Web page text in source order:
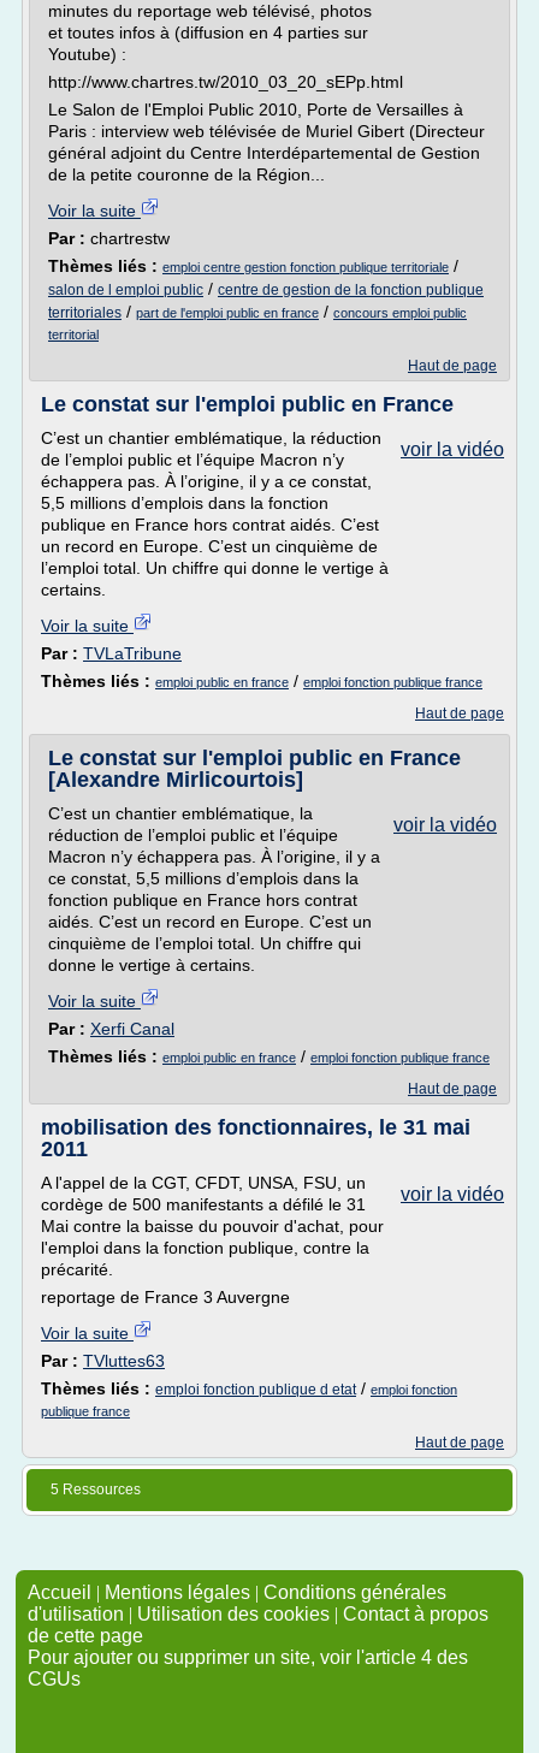
minutes du reportage web télévisé, photos
et toutes infos à (diffusion en 4 parties sur
Youtube) :
http://www.chartres.tw/2010_03_20_sEPp.html
Le Salon de l'Emploi Public 2010, Porte de Versailles à
Paris : interview web télévisée de Muriel Gibert (Directeur
général adjoint du Centre Interdépartemental de Gestion
de la petite couronne de la Région...
Voir la suite
Par : chartrestw
Thèmes liés : emploi centre gestion fonction publique territoriale /
salon de l emploi public / centre de gestion de la fonction publique
territoriales / part de l'emploi public en france / concours emploi public
territorial
Haut de page
Le constat sur l'emploi public en France
voir la vidéo
C’est un chantier emblématique, la réduction
de l’emploi public et l’équipe Macron n’y
échappera pas. À l’origine, il y a ce constat,
5,5 millions d’emplois dans la fonction
publique en France hors contrat aidés. C’est
un record en Europe. C’est un cinquième de
l’emploi total. Un chiffre qui donne le vertige à
certains.
Voir la suite
Par : TVLaTribune
Thèmes liés : emploi public en france / emploi fonction publique france
Haut de page
Le constat sur l'emploi public en France
[Alexandre Mirlicourtois]
voir la vidéo
C’est un chantier emblématique, la
réduction de l’emploi public et l’équipe
Macron n’y échappera pas. À l’origine, il y a
ce constat, 5,5 millions d’emplois dans la
fonction publique en France hors contrat
aidés. C’est un record en Europe. C’est un
cinquième de l’emploi total. Un chiffre qui
donne le vertige à certains.
Voir la suite
Par : Xerfi Canal
Thèmes liés : emploi public en france / emploi fonction publique france
Haut de page
mobilisation des fonctionnaires, le 31 mai
2011
voir la vidéo
A l'appel de la CGT, CFDT, UNSA, FSU, un
cordège de 500 manifestants a défilé le 31
Mai contre la baisse du pouvoir d'achat, pour
l'emploi dans la fonction publique, contre la
précarité.
reportage de France 3 Auvergne
Voir la suite
Par : TVluttes63
Thèmes liés : emploi fonction publique d etat/ emploi fonction
publique france
Haut de page
5 Ressources
Accueil | Mentions légales | Conditions générales
d'utilisation | Utilisation des cookies | Contact à propos
de cette page
Pour ajouter ou supprimer un site, voir l'article 4 des
CGUs